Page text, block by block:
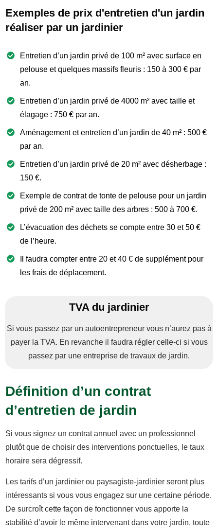
Exemples de prix d'entretien d'un jardin
réaliser par un jardinier
Entretien d’un jardin privé de 100 m² avec surface en
pelouse et quelques massifs fleuris : 150 à 300 € par
an.
Entretien d’un jardin privé de 4000 m² avec taille et
élagage : 750 € par an.
Aménagement et entretien d’un jardin de 40 m² : 500 €
par an.
Entretien d’un jardin privé de 20 m² avec désherbage :
150 €.
Exemple de contrat de tonte de pelouse pour un jardin
privé de 200 m² avec taille des arbres : 500 à 700 €.
L’évacuation des déchets se compte entre 30 et 50 €
de l’heure.
Il faudra compter entre 20 et 40 € de supplément pour
les frais de déplacement.
TVA du jardinier
Si vous passez par un autoentrepreneur vous n’aurez pas à
payer la TVA. En revanche il faudra régler celle-ci si vous
passez par une entreprise de travaux de jardin.
Définition d’un contrat
d’entretien de jardin
Si vous signez un contrat annuel avec un professionnel
plutôt que de choisir des interventions ponctuelles, le taux
horaire sera dégressif.
Les tarifs d’un jardinier ou paysagiste-jardinier seront plus
intéressants si vous vous engagez sur une certaine période.
De surcroît cette façon de fonctionner vous apporte la
stabilité d’avoir le même intervenant dans votre jardin, toute